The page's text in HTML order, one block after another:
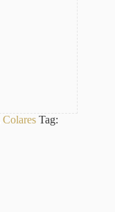
Colares Tag: